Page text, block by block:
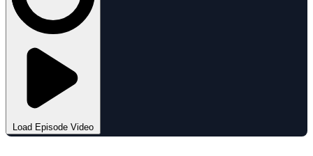
Load Episode Video